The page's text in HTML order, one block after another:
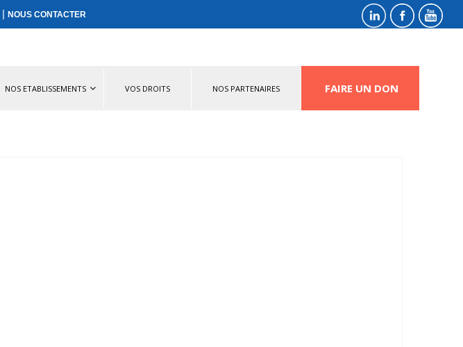
|NOUS CONTACTER
NOS ETABLISSEMENTS VOS DROITS NOS PARTENAIRES FAIRE UN DON